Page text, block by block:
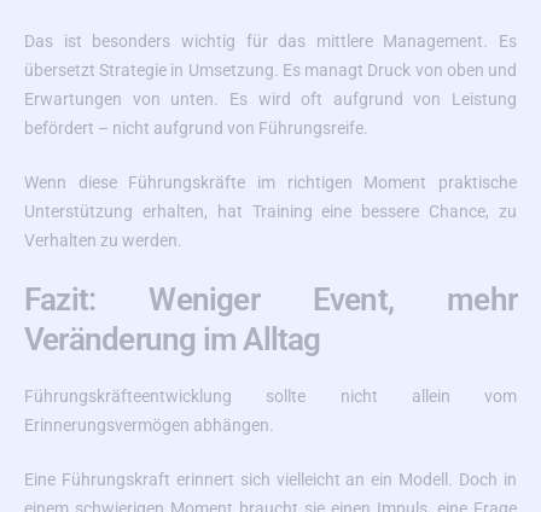
Das ist besonders wichtig für das mittlere Management. Es
übersetzt Strategie in Umsetzung. Es managt Druck von oben und
Erwartungen von unten. Es wird oft aufgrund von Leistung
befördert – nicht aufgrund von Führungsreife.
Wenn diese Führungskräfte im richtigen Moment praktische
Unterstützung erhalten, hat Training eine bessere Chance, zu
Verhalten zu werden.
Fazit: Weniger Event, mehr
Veränderung im Alltag
Führungskräfteentwicklung sollte nicht allein vom
Erinnerungsvermögen abhängen.
Eine Führungskraft erinnert sich vielleicht an ein Modell. Doch in